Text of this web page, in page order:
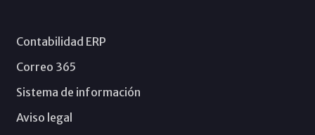
Contabilidad ERP
Correo 365
Sistema de información
Aviso legal